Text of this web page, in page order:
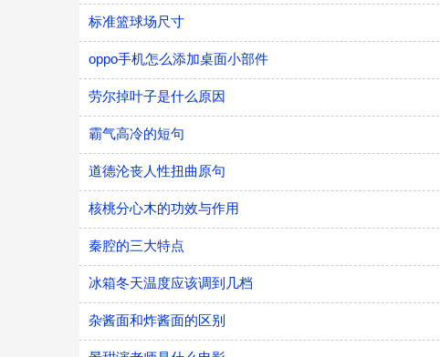
标准篮球场尺寸
oppo手机怎么添加桌面小部件
劳尔掉叶子是什么原因
霸气高冷的短句
道德沦丧人性扭曲原句
核桃分心木的功效与作用
秦腔的三大特点
冰箱冬天温度应该调到几档
杂酱面和炸酱面的区别